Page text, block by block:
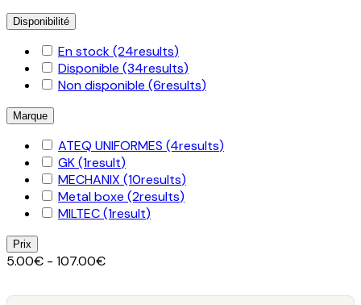
Disponibilité
En stock(24results)
Disponible (34results)
Non disponible (6results)
Marque
ATEQ UNIFORMES (4results)
GK(1result)
MECHANIX (10results)
Metal boxe (2results)
MILTEC(1result)
Prix
5.00€ - 107.00€